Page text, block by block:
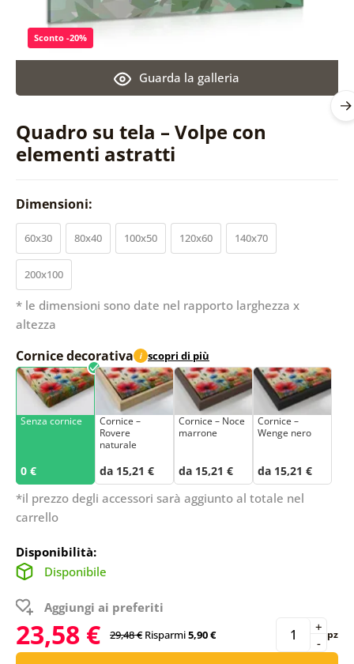
Quadro su tela – Volpe con
elementi astratti
Guarda la galleria
Sconto -20%
Dimensioni:
60x30 80x40 100x50 120x60 140x70
200x100
* le dimensioni sono date nel rapporto larghezza x
altezza
Cornice decorativa i scopri di più
Senza cornice
0 €
Cornice –
Rovere
naturale
da 15,21 €
Cornice – Noce
marrone
da 15,21 €
Cornice –
Wenge nero
da 15,21 €
*il prezzo degli accessori sarà aggiunto al totale nel
carrello
Disponibilità:
Disponibile
Aggiungi ai preferiti
23,58 € 29,48 € Risparmi5,90 € -
+ pz